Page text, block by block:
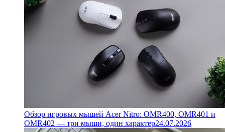
Обзор игровых мышей Acer Nitro: OMR400, OMR401 и
OMR402 — три мыши, один характер24.07.2026